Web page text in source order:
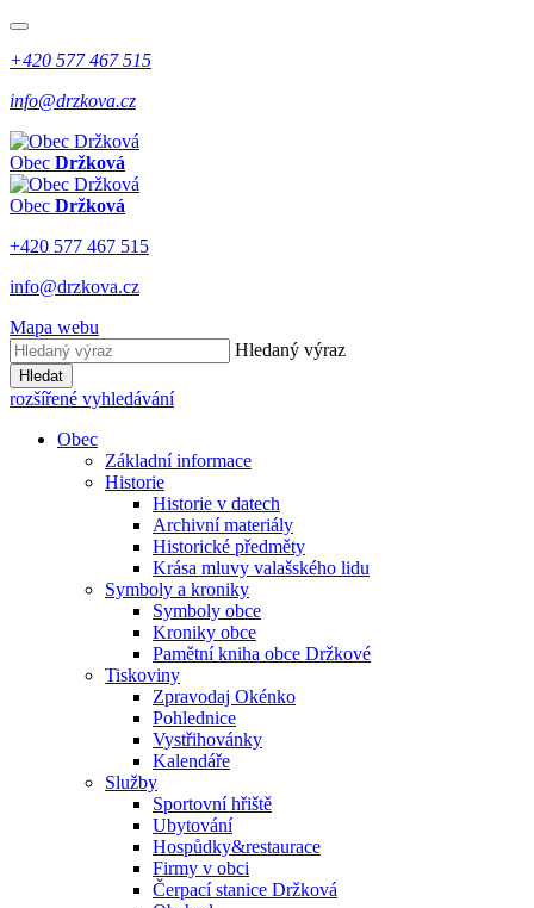
+420 577 467 515
info@drzkova.cz
Obec Držková
Obec Držková
+420 577 467 515
info@drzkova.cz
Mapa webu
Hledaný výraz
Hledat
rozšířené vyhledávání
Obec
Základní informace
Historie
Historie v datech
Archivní materiály
Historické předměty
Krása mluvy valašského lidu
Symboly a kroniky
Symboly obce
Kroniky obce
Pamětní kniha obce Držkové
Tiskoviny
Zpravodaj Okénko
Pohlednice
Vystřihovánky
Kalendáře
Služby
Sportovní hřiště
Ubytování
Hospůdky&restaurace
Firmy v obci
Čerpací stanice Držková